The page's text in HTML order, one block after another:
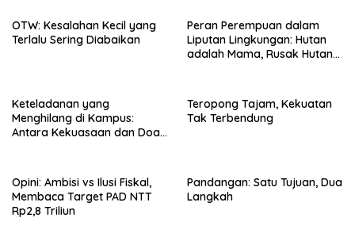
OTW: Kesalahan Kecil yang
Terlalu Sering Diabaikan
Peran Perempuan dalam
Liputan Lingkungan: Hutan
adalah Mama, Rusak Hutan
Keteladanan yang
Menghilang di Kampus:
Antara Kekuasaan dan Doa
Teropong Tajam, Kekuatan
Tak Terbendung
Opini: Ambisi vs Ilusi Fiskal,
Membaca Target PAD NTT
Rp2,8 Triliun
Pandangan: Satu Tujuan, Dua
Langkah